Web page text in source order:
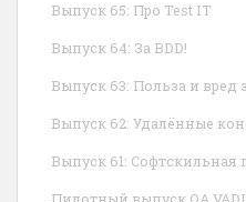
Выпуск 65: Про Test IT
Выпуск 64: За BDD!
Выпуск 63: Польза и вред
Выпуск 62: Удалённые
Выпуск 61: Софтскильная